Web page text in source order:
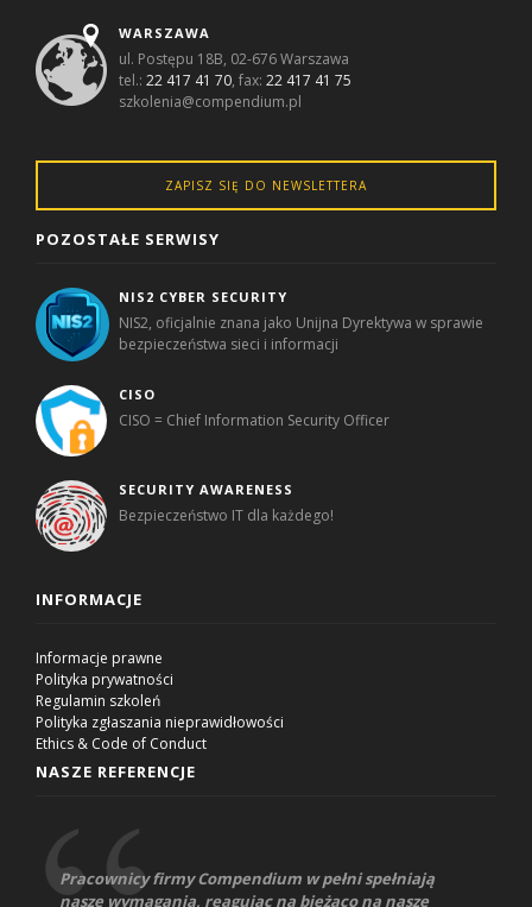
WARSZAWA
ul. Postępu 18B, 02-676 Warszawa
tel.:22 417 41 70, fax:22 417 41 75
szkolenia@compendium.pl
ZAPISZ SIĘ DO NEWSLETTERA
POZOSTAŁE SERWISY
NIS2 CYBER SECURITY
NIS2, oficjalnie znana jako Unijna Dyrektywa w sprawie
bezpieczeństwa sieci i informacji
CISO
CISO = Chief Information Security Officer
SECURITY AWARENESS
Bezpieczeństwo IT dla każdego!
INFORMACJE
Informacje prawne
Polityka prywatności
Regulamin szkoleń
Polityka zgłaszania nieprawidłowości
Ethics & Code of Conduct
NASZE REFERENCJE
Pracownicy firmy Compendium w pełni spełniają
nasze wymagania, reagując na bieżąco na nasze